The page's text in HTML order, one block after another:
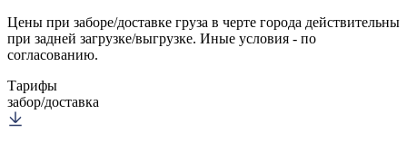
Цены при заборе/доставке груза в черте города действительны
при задней загрузке/выгрузке. Иные условия - по
согласованию.
Тарифы
забор/доставка